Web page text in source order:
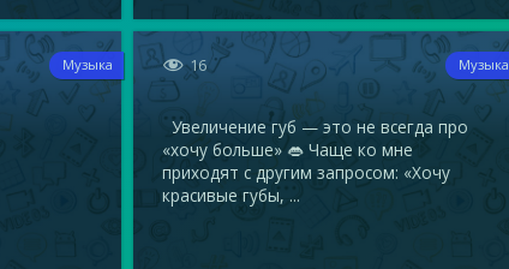
Музыка  16 Музыка
Увеличение губ — это не всегда про
«хочу больше» 👄 Чаще ко мне
приходят с другим запросом: «Хочу
красивые губы, ...